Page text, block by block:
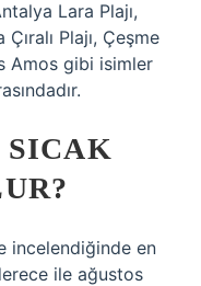
Lara Plajı,
Plajı, Çeşme
Amos gibi isimler
SICAK
incelendiğinde en
ile ağustos